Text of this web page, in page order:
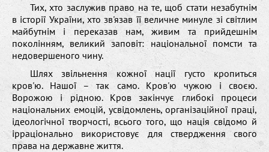
Тих, хто заслужив право на те, щоб стати незабутнім
в історії України, хто зв'язав її величне минуле зі світлим
майбутнім і переказав нам, живим та прийдешнім
поколінням, великий заповіт: національної помсти та
недовершеного чину.
Шлях звільнення кожної нації густо кропиться
кров'ю. Нашої – так само. Кров'ю чужою і своєю.
Ворожою і рідною. Кров закінчує глибокі процеси
національних емоцій, усвідомлень, організаційної праці,
ідеологічної творчості, всього того, що нація свідомо й
ірраціонально використовує для ствердження свого
права на державне життя.